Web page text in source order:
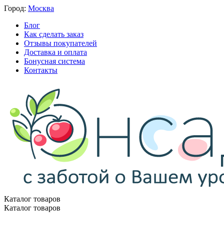
Город: Москва
Блог
Как сделать заказ
Отзывы покупателей
Доставка и оплата
Бонусная система
Контакты
Каталог товаров
Каталог товаров